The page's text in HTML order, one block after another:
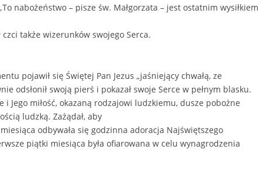
nabożeństwo – pisze św. Małgorzata – jest ostatnim wysiłkiem
także wizerunków swojego Serca.
pojawił się Świętej Pan Jezus „jaśniejący chwałą, ze
odsłonił swoją pierś i pokazał swoje Serce w pełnym blasku.
i Jego miłość, okazaną rodzajowi ludzkiemu, dusze pobożne
ludzką. Zażądał, aby
odbywała się godzinna adoracja Najświętszego
piątki miesiąca była ofiarowana w celu wynagrodzenia